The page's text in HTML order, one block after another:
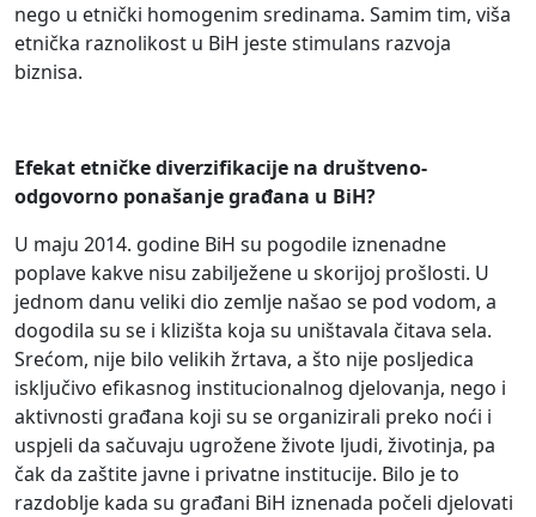
nego u etnički homogenim sredinama. Samim tim, viša
etnička raznolikost u BiH jeste stimulans razvoja
biznisa.
Efekat etničke diverzifikacije na društveno-
odgovorno ponašanje građana u BiH?
U maju 2014. godine BiH su pogodile iznenadne
poplave kakve nisu zabilježene u skorijoj prošlosti. U
jednom danu veliki dio zemlje našao se pod vodom, a
dogodila su se i klizišta koja su uništavala čitava sela.
Srećom, nije bilo velikih žrtava, a što nije posljedica
isključivo efikasnog institucionalnog djelovanja, nego i
aktivnosti građana koji su se organizirali preko noći i
uspjeli da sačuvaju ugrožene živote ljudi, životinja, pa
čak da zaštite javne i privatne institucije. Bilo je to
razdoblje kada su građani BiH iznenada počeli djelovati